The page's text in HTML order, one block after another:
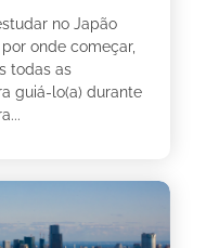
no Japão
onde começar,
todas as
guiá-lo(a) durante